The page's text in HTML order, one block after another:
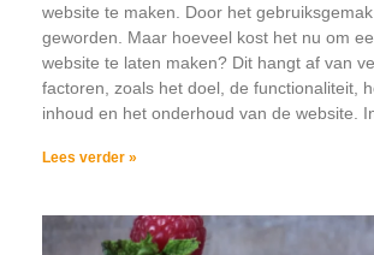
website te maken. Door het
geworden. Maar hoeveel kost het nu om
website te laten maken? Dit hangt af van
factoren, zoals het doel, de functionaliteit,
inhoud en het onderhoud van de website.
Lees verder »